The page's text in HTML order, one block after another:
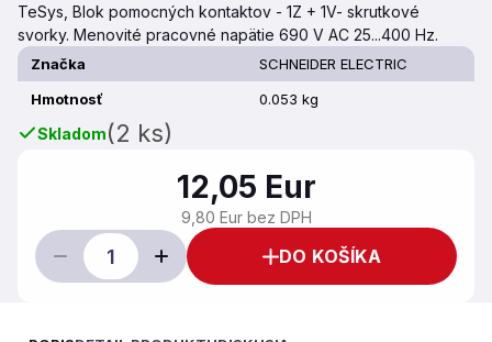
TeSys, Blok pomocných kontaktov - 1Z + 1V- skrutkové
svorky. Menovité pracovné napätie 690 V AC 25...400 Hz.
Značka
SCHNEIDER ELECTRIC
Hmotnosť
0.053 kg
Skladom(2 ks)
12,05 Eur
9,80 Eur bez DPH
DO KOŠÍKA